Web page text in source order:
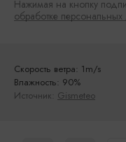
Нажимая на кнопку
обработке
Скорость ветра: 1m/s
Влажность: 90%
Источник: Gismeteo